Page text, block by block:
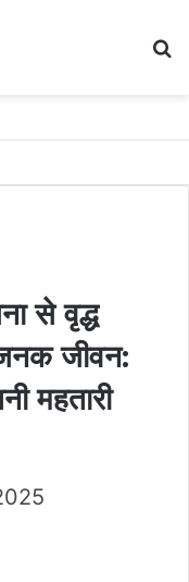
से वृद्ध
जीवन:
महतारी